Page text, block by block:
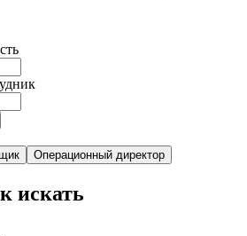
Операционный директор
искать